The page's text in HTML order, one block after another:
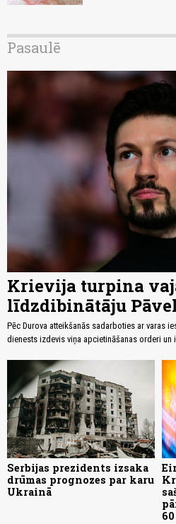
Pasaulē
Krievija turpina
līdzdibinātāju
Pēc Durova atteikšanās sadarboties ar varas
dienests izdevis viņa apcietināšanas orderi un
Serbijas prezidents izsaka
drūmas prognozes par karu
Ukrainā